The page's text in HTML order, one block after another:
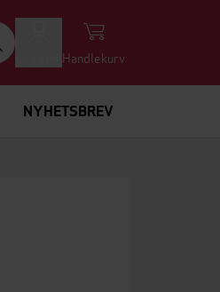
Handlekurv
NYHETSBREV